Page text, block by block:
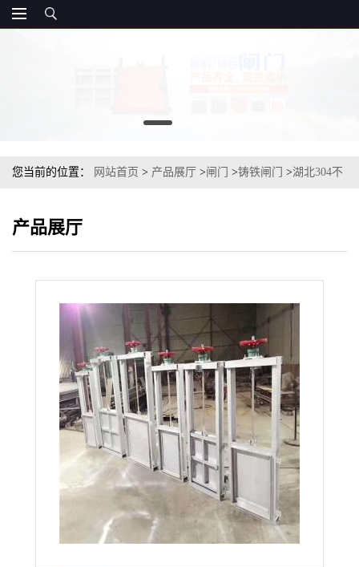
您当前的位置： 网站首页 > 产品展厅 >闸门 >铸铁闸门 >湖北304不
产品展厅